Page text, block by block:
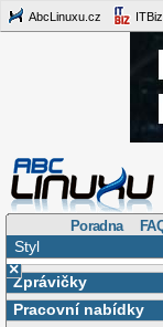
AbcLinuxu.cz
Poradna
Styl
×
Zprávičky
Pracovní nabídky